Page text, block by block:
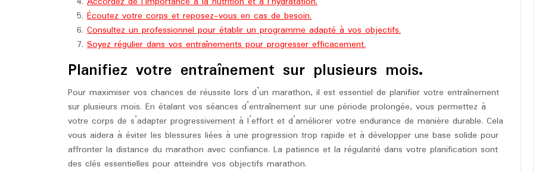
Écoutez votre corps et reposez-vous en cas de besoin.
Consultez un professionnel pour établir un programme adapté à vos objectifs.
Soyez régulier dans vos entraînements pour progresser efficacement.
Planifiez votre entraînement sur plusieurs mois.
Pour maximiser vos chances de réussite lors d’un marathon, il est essentiel de planifier votre entraînement
sur plusieurs mois. En étalant vos séances d’entraînement sur une période prolongée, vous permettez à
votre corps de s’adapter progressivement à l’effort et d’améliorer votre endurance de manière durable. Cela
vous aidera à éviter les blessures liées à une progression trop rapide et à développer une base solide pour
affronter la distance du marathon avec confiance. La patience et la régularité dans votre planification sont
des clés essentielles pour atteindre vos objectifs marathon.